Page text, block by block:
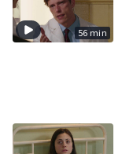
56 min